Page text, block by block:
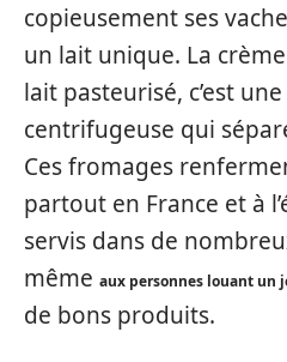
copieusement ses
un lait unique. La
lait pasteurisé, c’est
centrifugeuse qui
Ces fromages
partout en France et à
servis dans de
même aux personnes louant un
de bons produits.